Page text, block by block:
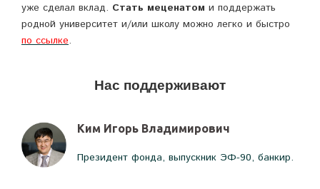
уже сделал вклад. Стать меценатом и поддержать
родной университет и/или школу можно легко и быстро
по ссылке.
Нас поддерживают
Ким Игорь Владимирович
Президент фонда, выпускник ЭФ-90, банкир.